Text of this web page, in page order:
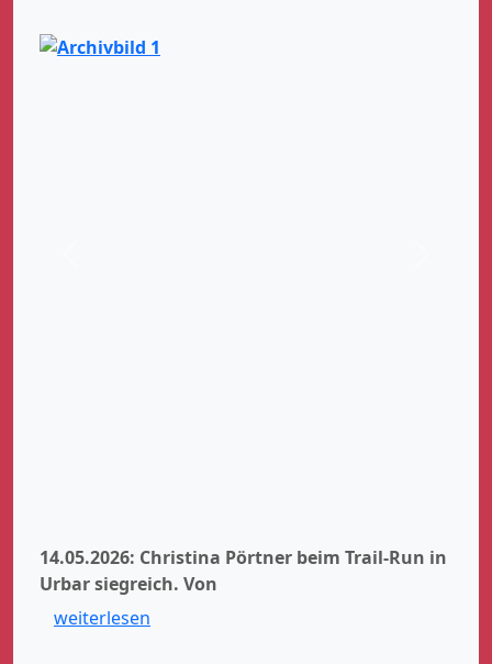
14.05.2026: Christina Pörtner beim Trail-Run in
Urbar siegreich. Von
weiterlesen